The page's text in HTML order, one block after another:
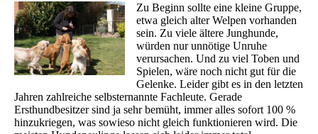
Zu Beginn sollte eine kleine Gruppe,
etwa gleich alter Welpen vorhanden
sein. Zu viele ältere Junghunde,
würden nur unnötige Unruhe
verursachen. Und zu viel Toben und
Spielen, wäre noch nicht gut für die
Gelenke. Leider gibt es in den letzten
Jahren zahlreiche selbsternannte Fachleute. Gerade
Ersthundbesitzer sind ja sehr bemüht, immer alles sofort 100 %
hinzukriegen, was sowieso nicht gleich funktionieren wird. Die